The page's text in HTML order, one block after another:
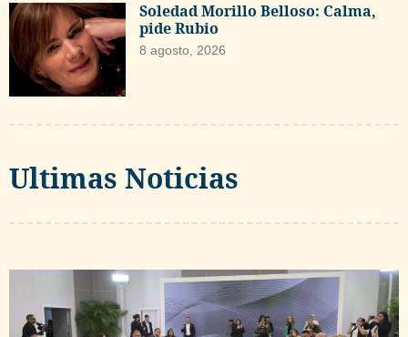
Soledad Morillo Belloso: Calma,
pide Rubio
8 agosto, 2026
Ultimas Noticias